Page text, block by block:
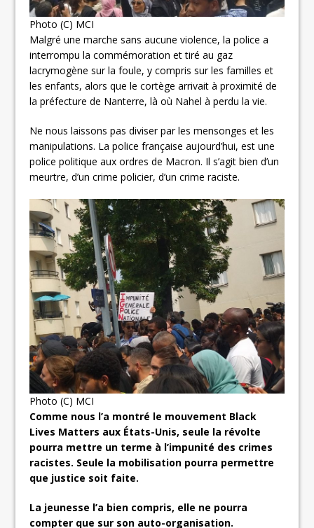
Photo (C) MCI
Malgré une marche sans aucune violence, la police a
interrompu la commémoration et tiré au gaz
lacrymogène sur la foule, y compris sur les familles et
les enfants, alors que le cortège arrivait à proximité de
la préfecture de Nanterre, là où Nahel à perdu la vie.
Ne nous laissons pas diviser par les mensonges et les
manipulations. La police française aujourd’hui, est une
police politique aux ordres de Macron. Il s’agit bien d’un
meurtre, d’un crime policier, d’un crime raciste.
Photo (C) MCI
Comme nous l’a montré le mouvement Black
Lives Matters aux États-Unis, seule la révolte
pourra mettre un terme à l’impunité des crimes
racistes. Seule la mobilisation pourra permettre
que justice soit faite.
La jeunesse l’a bien compris, elle ne pourra
compter que sur son auto-organisation.